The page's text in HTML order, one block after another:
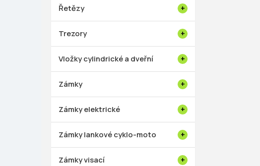
Řetězy
Trezory
Vložky cylindrické a dveřní
Zámky
Zámky elektrické
Zámky lankové cyklo-moto
Zámky visací